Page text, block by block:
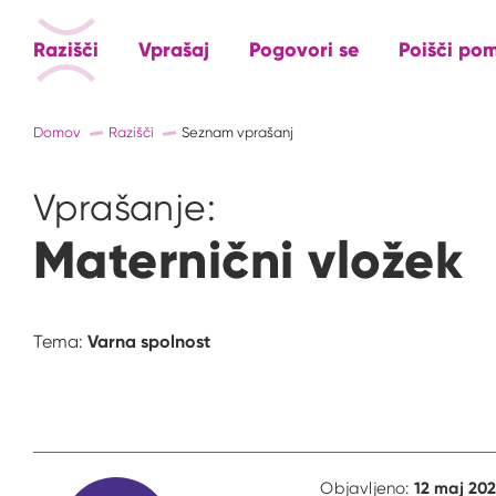
Razišči Vprašaj Pogovori se Poišči
Domov Razišči Seznam vprašanj
Vprašanje:
Maternični vložek
Tema: Varna spolnost
Objavljeno: 12 maj